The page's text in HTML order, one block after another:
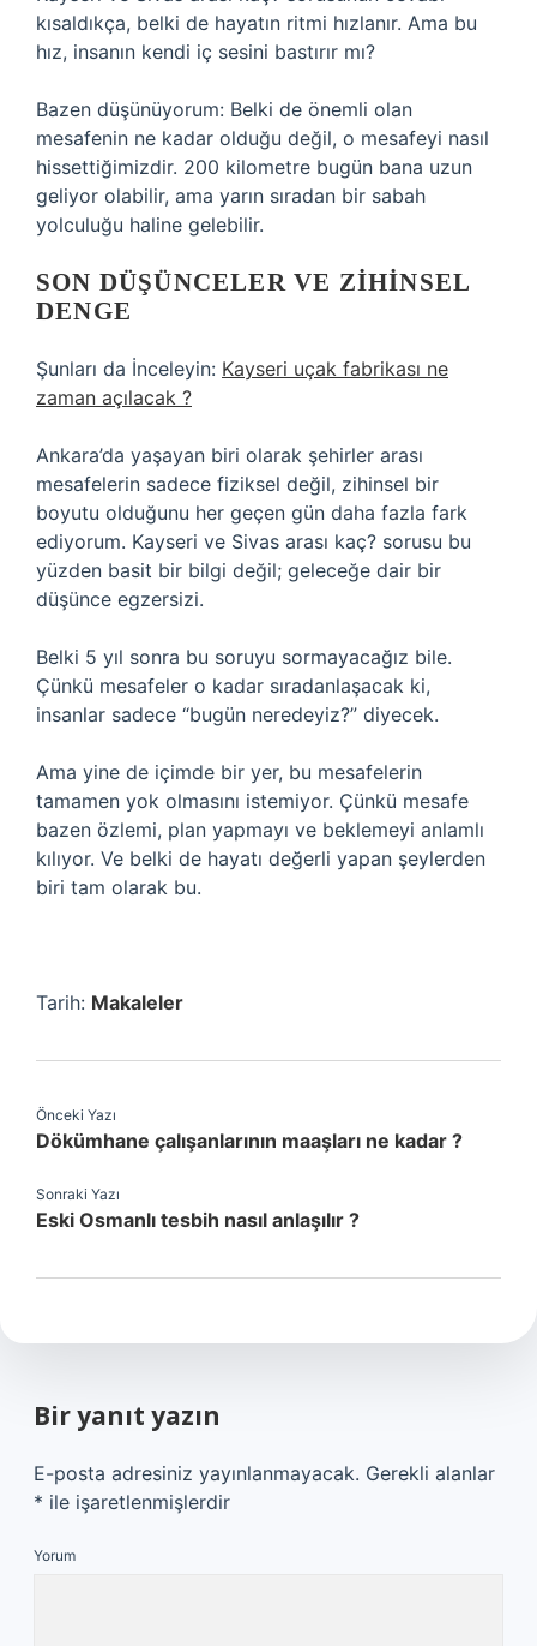
kısaldıkça, belki de hayatın ritmi hızlanır. Ama bu
hız, insanın kendi iç sesini bastırır mı?
Bazen düşünüyorum: Belki de önemli olan
mesafenin ne kadar olduğu değil, o mesafeyi nasıl
hissettiğimizdir. 200 kilometre bugün bana uzun
geliyor olabilir, ama yarın sıradan bir sabah
yolculuğu haline gelebilir.
SON DÜŞÜNCELER VE ZIHINSEL
DENGE
Şunları da İnceleyin: Kayseri uçak fabrikası ne
zaman açılacak ?
Ankara’da yaşayan biri olarak şehirler arası
mesafelerin sadece fiziksel değil, zihinsel bir
boyutu olduğunu her geçen gün daha fazla fark
ediyorum. Kayseri ve Sivas arası kaç? sorusu bu
yüzden basit bir bilgi değil; geleceğe dair bir
düşünce egzersizi.
Belki 5 yıl sonra bu soruyu sormayacağız bile.
Çünkü mesafeler o kadar sıradanlaşacak ki,
insanlar sadece “bugün neredeyiz?” diyecek.
Ama yine de içimde bir yer, bu mesafelerin
tamamen yok olmasını istemiyor. Çünkü mesafe
bazen özlemi, plan yapmayı ve beklemeyi anlamlı
kılıyor. Ve belki de hayatı değerli yapan şeylerden
biri tam olarak bu.
Tarih: Makaleler
Önceki Yazı
Dökümhane çalışanlarının maaşları ne kadar ?
Sonraki Yazı
Eski Osmanlı tesbih nasıl anlaşılır ?
Bir yanıt yazın
E-posta adresiniz yayınlanmayacak. Gerekli alanlar
* ile işaretlenmişlerdir
Yorum